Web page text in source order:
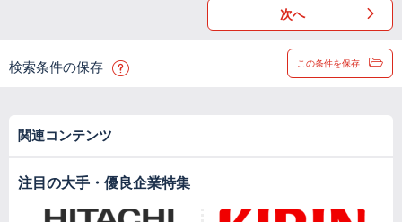
次へ
検索条件の保存 この条件を保存
関連コンテンツ
注目の大手・優良企業特集